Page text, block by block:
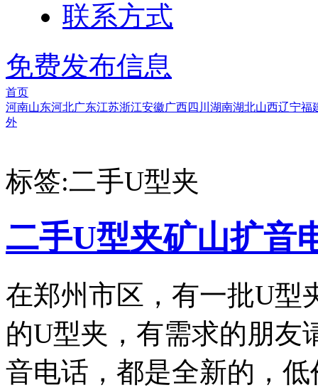
联系方式
免费发布信息
首页
河南山东河北广东江苏浙江安徽广西四川 湖南湖北山西辽宁福
外
标签:二手U型夹
二手U型夹矿山扩音
在郑州市区，有一批U型
的U型夹，有需求的朋友
音电话，都是全新的，